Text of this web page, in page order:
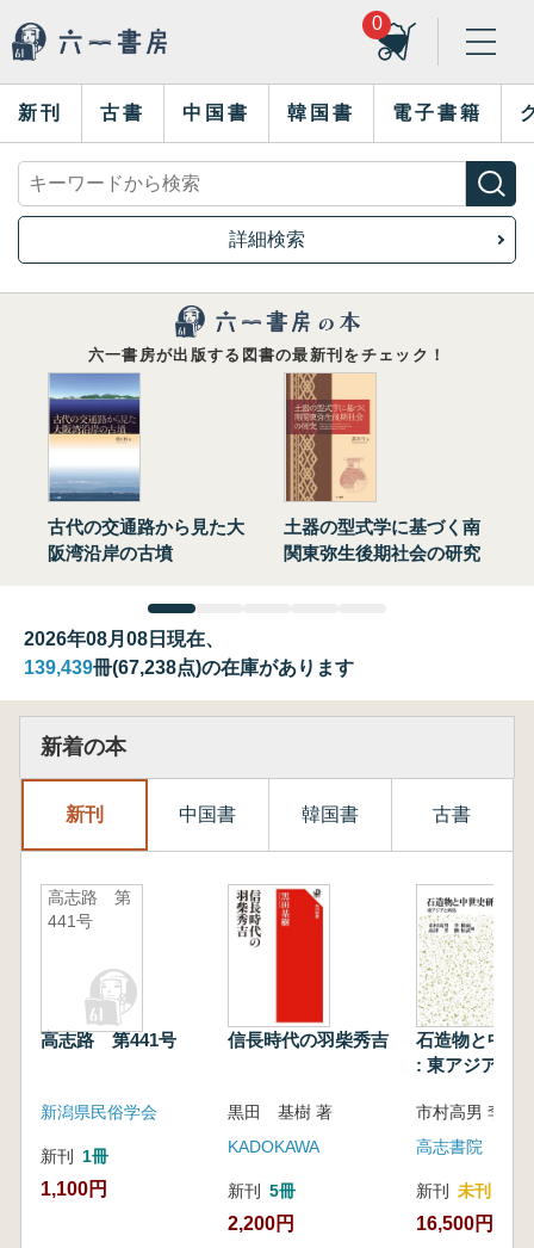
0
新刊 古書 中国書 韓国書 電子書籍
詳細検索
六一書房が出版する図書の最新刊をチェック！
古代の交通路から見た大
阪湾沿岸の古墳
土器の型式学に基づく南
関東弥生後期社会の研究
2026年08月08日現在、
139,439冊(67,238点)の在庫があります
新着の本
新刊 中国書 韓国書 古書
高志路 第
441号
高志路 第441号
新潟県民俗学会
新刊 1冊
1,100円
信長時代の羽柴秀吉
黒田 基樹 著
KADOKAWA
新刊 5冊
2,200円
石造物と中世
: 東アジアと
高志書院
新刊 未刊
16,500円